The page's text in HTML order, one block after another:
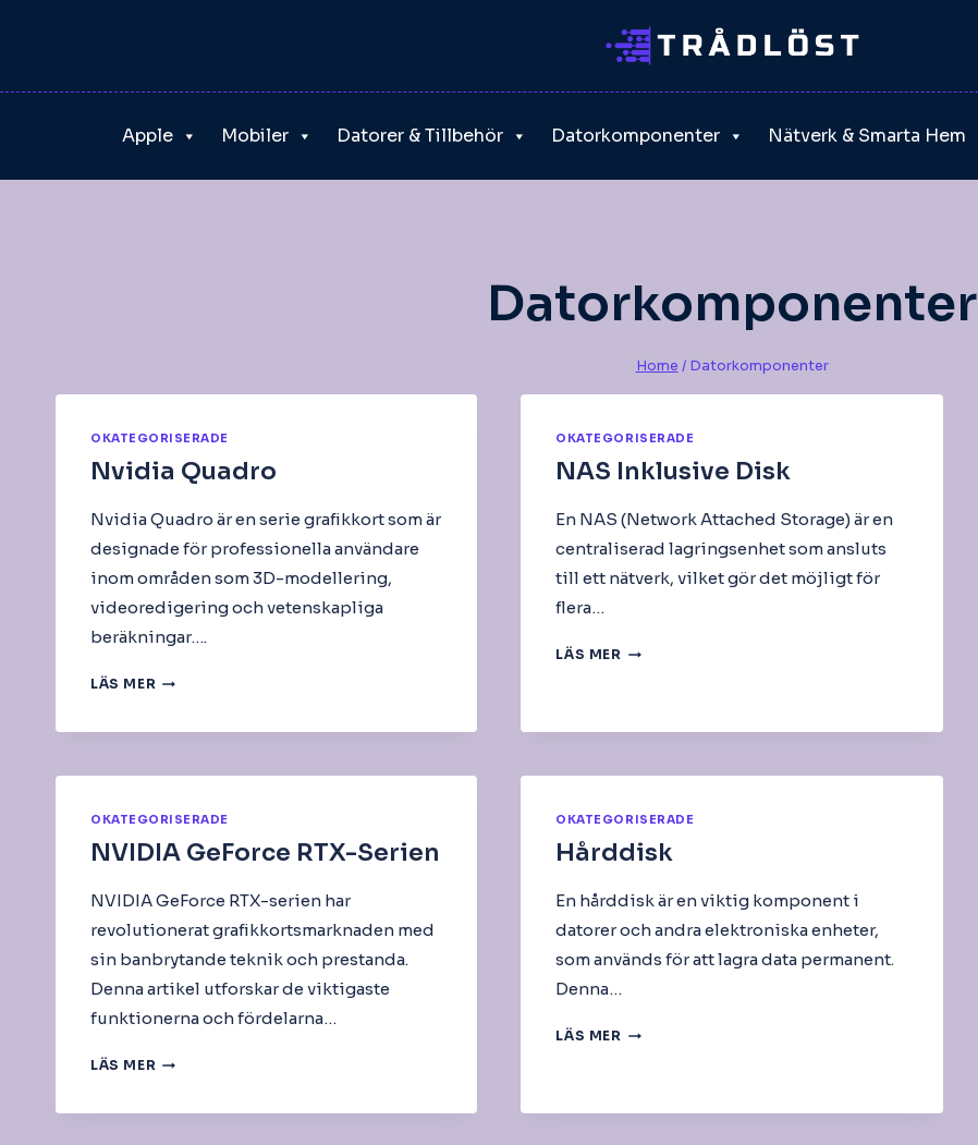
Apple Mobiler Datorer & Tillbehör Datorkomponenter Nätverk & Smarta Hem
Datorkomponenter
Home / Datorkomponenter
OKATEGORISERADE
Nvidia Quadro
Nvidia Quadro är en serie grafikkort som är
designade för professionella användare
inom områden som 3D-modellering,
videoredigering och vetenskapliga
beräkningar….
LÄS MER NVIDIA
OKATEGORISERADE
NAS Inklusive Disk
En NAS (Network Attached Storage) är en
centraliserad lagringsenhet som ansluts
till ett nätverk, vilket gör det möjligt för
flera…
LÄS MER NAS
OKATEGORISERADE
NVIDIA GeForce RTX-Serien
NVIDIA GeForce RTX-serien har
revolutionerat grafikkortsmarknaden med
sin banbrytande teknik och prestanda.
Denna artikel utforskar de viktigaste
funktionerna och fördelarna…
LÄS MER NVIDIA
OKATEGORISERADE
Hårddisk
En hårddisk är en viktig komponent i
datorer och andra elektroniska enheter,
som används för att lagra data permanent.
Denna…
LÄS MER HÅRDDISK